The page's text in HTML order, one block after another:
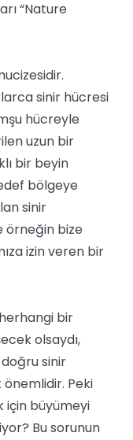
“Nature
sinir hücresi
hücreyle
uzun bir
bir beyin
bölgeye
sinir
örneğin bize
izin veren bir
bir
olsaydı,
sinir
Peki
için büyümeyi
Bu sorunun